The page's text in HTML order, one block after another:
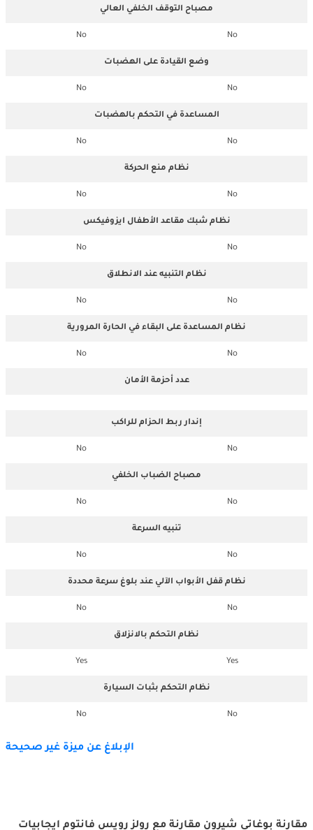
مصباح التوقف الخلفي العالي
No
No
وضع القيادة على الهضبات
No
No
المساعدة في التحكم بالهضبات
No
No
نظام منع الحركة
No
No
نظام شبك مقاعد الأطفال ايزوفيكس
No
No
نظام التنبيه عند الانطلاق
No
No
نظام المساعدة على البقاء في الحارة المرورية
No
No
عدد أحزمة الأمان
إندار ربط الحزام للراكب
No
No
مصباح الضباب الخلفي
No
No
تنبيه السرعة
No
No
نظام قفل الأبواب الآلي عند بلوغ سرعة محددة
No
No
نظام التحكم بالانزلاق
Yes
Yes
نظام التحكم بثبات السيارة
No
No
الإبلاغ عن ميزة غير صحيحة
مقارنة بوغاتي شيرون مقارنة مع رولز رويس فانتوم ايجابيات